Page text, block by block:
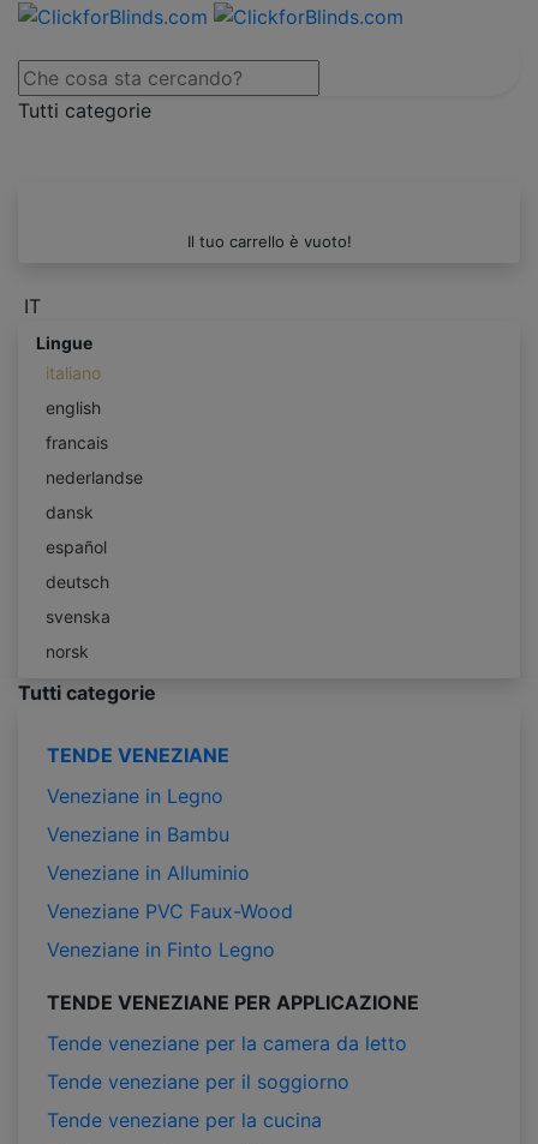
Tutti categorie
Il tuo carrello è vuoto!
IT
Lingue
italiano
english
francais
nederlandse
dansk
español
deutsch
svenska
norsk
Tutti categorie
TENDE VENEZIANE
Veneziane in Legno
Veneziane in Bambu
Veneziane in Alluminio
Veneziane PVC Faux-Wood
Veneziane in Finto Legno
TENDE VENEZIANE PER APPLICAZIONE
Tende veneziane per la camera da letto
Tende veneziane per il soggiorno
Tende veneziane per la cucina